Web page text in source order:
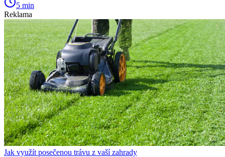
5 min
Reklama
Jak využít posečenou trávu z vaší zahrady